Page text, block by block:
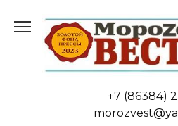
содержанию
+7 (86384)